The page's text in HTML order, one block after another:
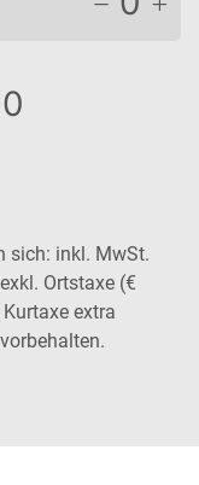
sich: inkl. MwSt.
Ortstaxe (€
extra